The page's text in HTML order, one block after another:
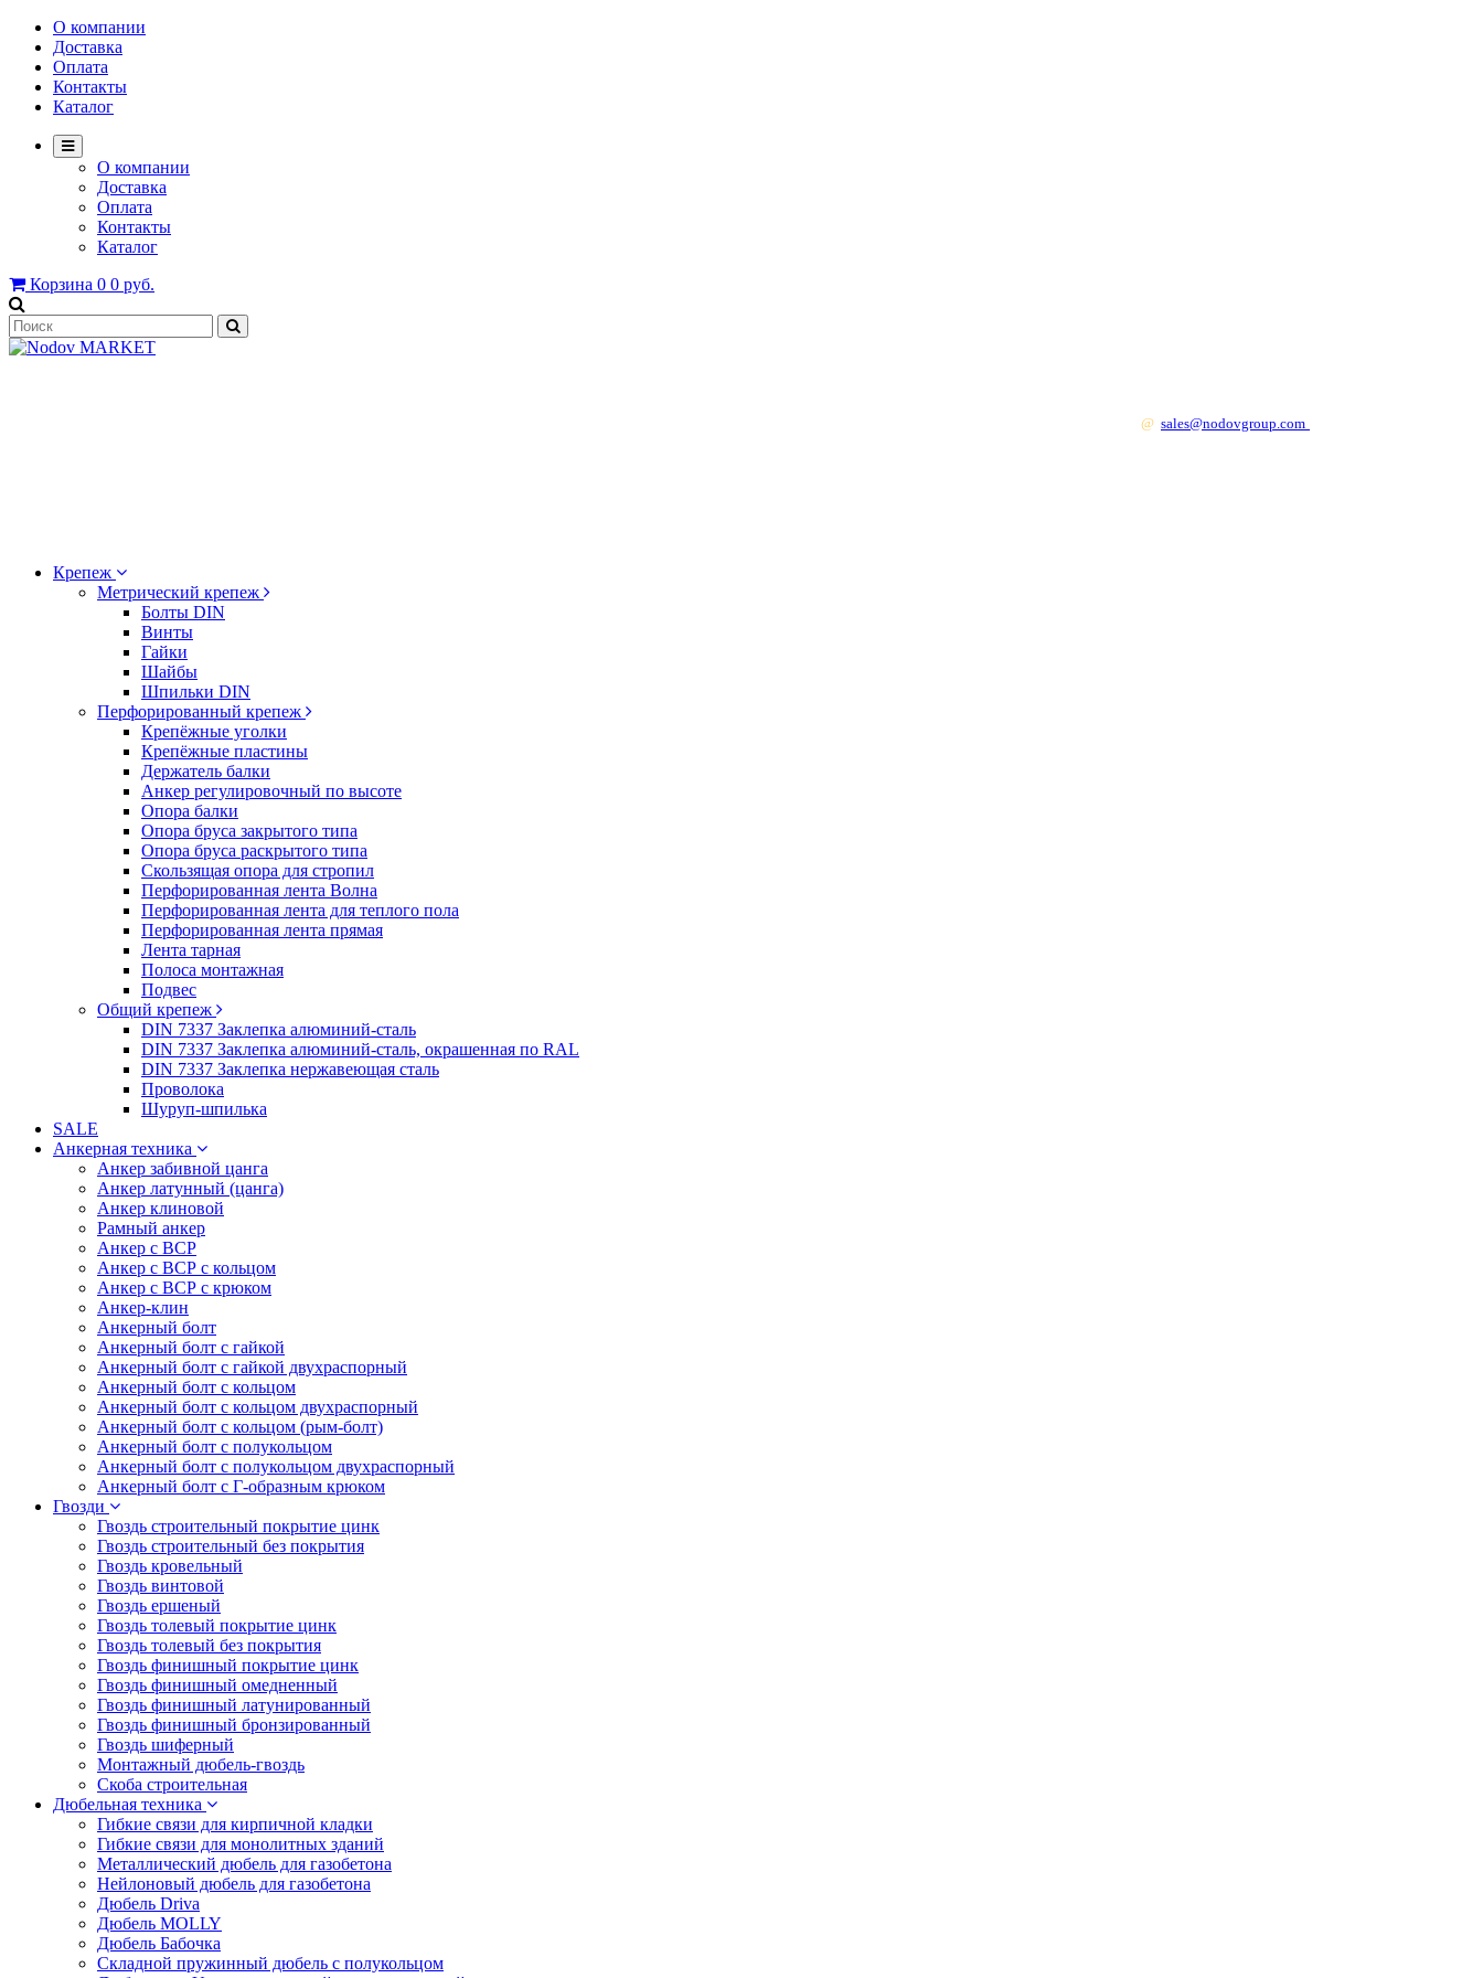
О компании
Доставка
Оплата
Контакты
Каталог
О компании
Доставка
Оплата
Контакты
Каталог
Корзина 0 0 руб.
@ sales@nodovgroup.com
Крепеж
Метрический крепеж
Болты DIN
Винты
Гайки
Шайбы
Шпильки DIN
Перфорированный крепеж
Крепёжные уголки
Крепёжные пластины
Держатель балки
Анкер регулировочный по высоте
Опора балки
Опора бруса закрытого типа
Опора бруса раскрытого типа
Скользящая опора для стропил
Перфорированная лента Волна
Перфорированная лента для теплого пола
Перфорированная лента прямая
Лента тарная
Полоса монтажная
Подвес
Общий крепеж
DIN 7337 Заклепка алюминий-сталь
DIN 7337 Заклепка алюминий-сталь, окрашенная по RAL
DIN 7337 Заклепка нержавеющая сталь
Проволока
Шуруп-шпилька
SALE
Анкерная техника
Анкер забивной цанга
Анкер латунный (цанга)
Анкер клиновой
Рамный анкер
Анкер с ВСР
Анкер с ВСР с кольцом
Анкер с ВСР с крюком
Анкер-клин
Анкерный болт
Анкерный болт с гайкой
Анкерный болт с гайкой двухраспорный
Анкерный болт с кольцом
Анкерный болт с кольцом двухраспорный
Анкерный болт с кольцом (рым-болт)
Анкерный болт с полукольцом
Анкерный болт с полукольцом двухраспорный
Анкерный болт с Г-образным крюком
Гвозди
Гвоздь строительный покрытие цинк
Гвоздь строительный без покрытия
Гвоздь кровельный
Гвоздь винтовой
Гвоздь ершеный
Гвоздь толевый покрытие цинк
Гвоздь толевый без покрытия
Гвоздь финишный покрытие цинк
Гвоздь финишный омедненный
Гвоздь финишный латунированный
Гвоздь финишный бронзированный
Гвоздь шиферный
Монтажный дюбель-гвоздь
Скоба строительная
Дюбельная техника
Гибкие связи для кирпичной кладки
Гибкие связи для монолитных зданий
Металлический дюбель для газобетона
Нейлоновый дюбель для газобетона
Дюбель Driva
Дюбель MOLLY
Дюбель Бабочка
Складной пружинный дюбель с полукольцом